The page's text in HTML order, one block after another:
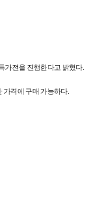
가전을 진행한다고 밝혔다.
가격에 구매 가능하다.